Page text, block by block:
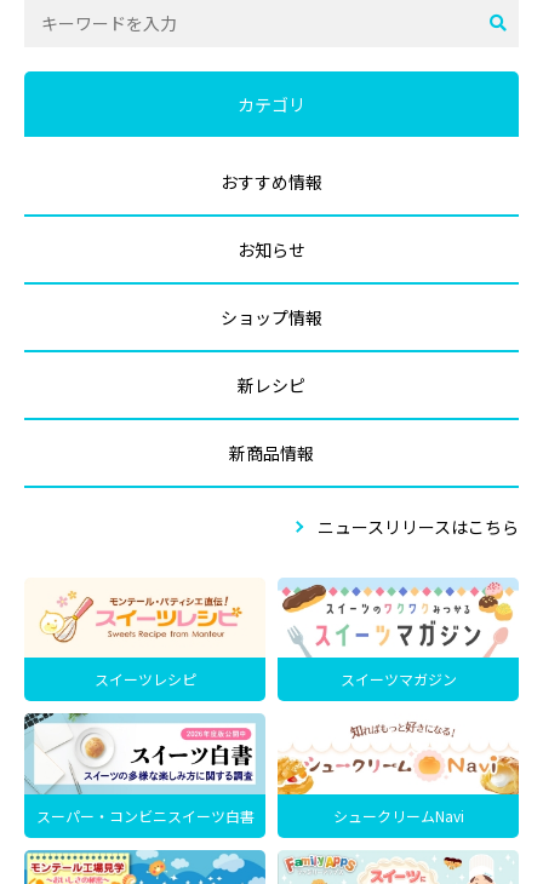
カテゴリ
おすすめ情報
お知らせ
ショップ情報
新レシピ
新商品情報
ニュースリリースはこちら
スイーツレシピ スイーツマガジン
スーパー・コンビニスイーツ白書 シュークリームNavi